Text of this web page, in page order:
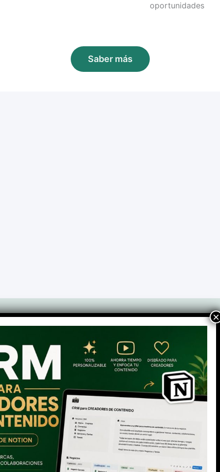
oportunidades
Saber más
crecimiento.
Cada acción cuenta, y cada palabra genera retorno.